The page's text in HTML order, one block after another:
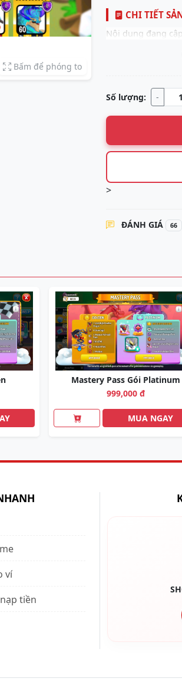
Bấm để phóng to
CHI TIẾT
Nội dung đang cập
Số lượng: -
>
ĐÁNH GIÁ 66
Mastery Pass Gói Platinum
999,000 đ
MUA NGAY
ví
tiền